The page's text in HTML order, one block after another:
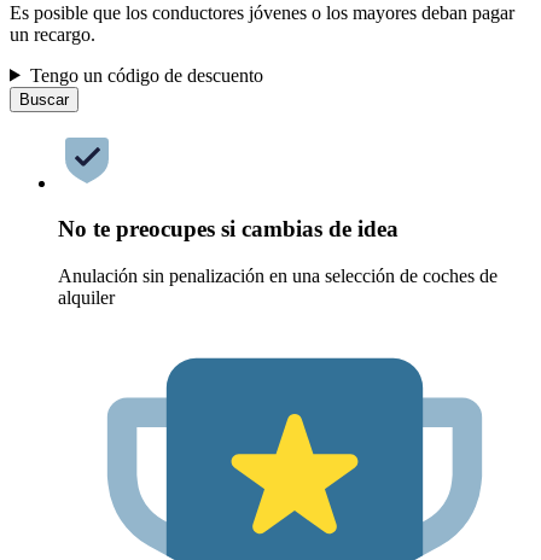
Es posible que los conductores jóvenes o los mayores deban pagar
un recargo.
Tengo un código de descuento
Buscar
No te preocupes si cambias de idea
Anulación sin penalización en una selección de coches de
alquiler